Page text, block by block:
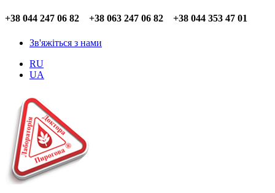
+38 044 247 06 82 +38 063 247 06 82 +38 044 353 47 01
Зв'яжіться з нами
RU
UA